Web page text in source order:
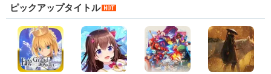
ピックアップタイトル